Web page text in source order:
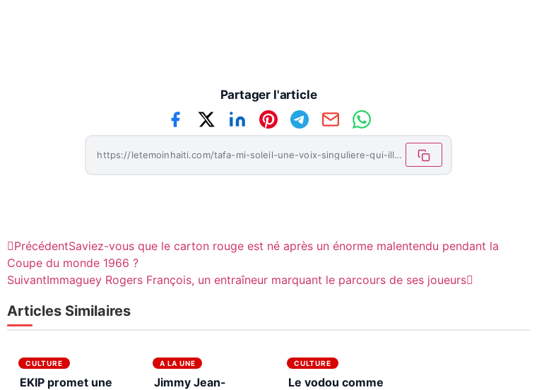
Partager l'article
https://letemoinhaiti.com/tafa-mi-soleil-une-voix-singuliere-qui-illumine-la-culture-haitienne/
PrécédentSaviez-vous que le carton rouge est né après un énorme malentendu pendant la
Coupe du monde 1966 ?
SuivantImmaguey Rogers François, un entraîneur marquant le parcours de ses joueurs
Articles Similaires
CULTURE
EKIP promet une
A LA UNE
Jimmy Jean-
CULTURE
Le vodou comme